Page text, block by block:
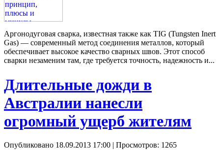
Аргонодуговая сварка, известная также как TIG (Tungsten Inert
Gas) — современный метод соединения металлов, который
обеспечивает высокое качество сварных швов. Этот способ
сварки незаменим там, где требуется точность, надежность и...
Длительные дожди в
Австралии нанесли
огромный ущерб жителям
Опубликовано 18.09.2013 17:00 | Просмотров: 1265